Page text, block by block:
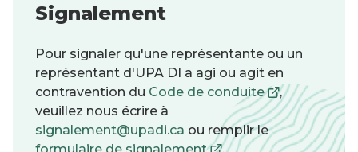
Signalement
Pour signaler qu'une représentante ou un
représentant d'UPA DI a agi ou agit en
contravention du Code de conduite
Ce
lien
s'ouvrira
dans
,
veuillez nous écrire à
signalement@upadi.ca ou remplir le
formulaire de signalement
Ce
.